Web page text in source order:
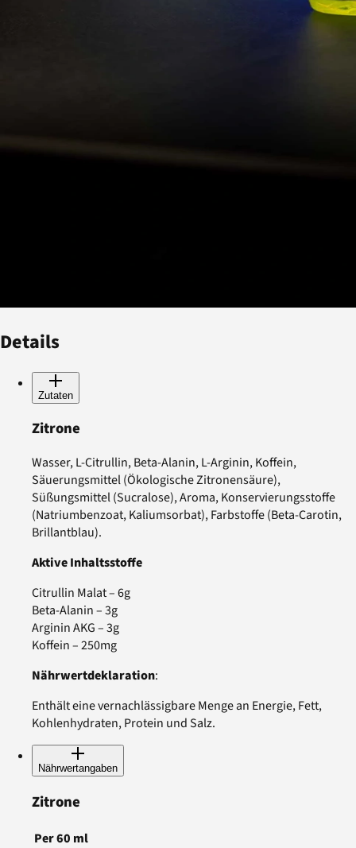
Details
Zutaten
Zitrone
Wasser, L-Citrullin, Beta-Alanin, L-Arginin, Koffein,
Säuerungsmittel (Ökologische Zitronensäure),
Süßungsmittel (Sucralose), Aroma, Konservierungsstoffe
(Natriumbenzoat, Kaliumsorbat), Farbstoffe (Beta-Carotin,
Brillantblau).
Aktive Inhaltsstoffe
Citrullin Malat – 6g
Beta-Alanin – 3g
Arginin AKG – 3g
Koffein – 250mg
Nährwertdeklaration:
Enthält eine vernachlässigbare Menge an Energie, Fett,
Kohlenhydraten, Protein und Salz.
Nährwertangaben
Zitrone
Per60 ml